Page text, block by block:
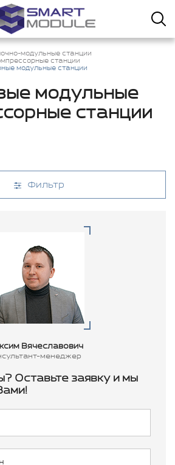
модульные станции
станции
модульные станции
модульные
станции
Фильтр
Вячеславович
менеджер
Оставьте заявку и мы